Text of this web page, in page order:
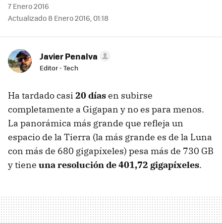
7 Enero 2016
Actualizado 8 Enero 2016, 01:18
Javier Penalva
Editor - Tech
Ha tardado casi 20 díasen subirse
completamente a Gigapan y no es para menos.
La panorámica más grande que refleja un
espacio de la Tierra (la más grande es de la Luna
con más de 680 gigapíxeles) pesa más de 730 GB
y tiene una resolución de 401,72 gigapíxeles.